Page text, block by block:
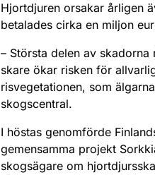
Hjortdjuren orsakar årligen
betalades cirka en miljon
– Största delen av
skare ökar risken för
risvegetationen, som
skogscentral.
I höstas genomförde
gemensamma projekt
skogsägare om